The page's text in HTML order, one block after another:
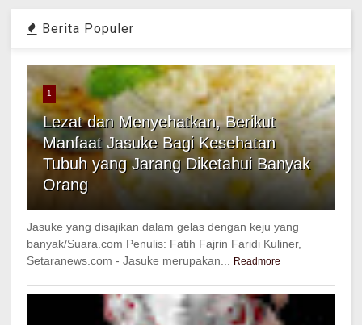
Berita Populer
1
Lezat dan Menyehatkan, Berikut
Manfaat Jasuke Bagi Kesehatan
Tubuh yang Jarang Diketahui Banyak
Orang
Jasuke yang disajikan dalam gelas dengan keju yang
banyak/Suara.com Penulis: Fatih Fajrin Faridi Kuliner,
Setaranews.com - Jasuke merupakan...
Readmore